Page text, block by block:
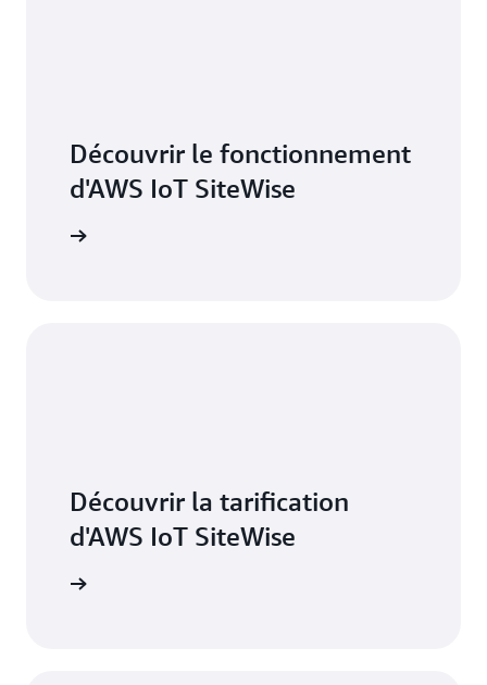
Découvrir le fonctionnement
d'AWS IoT SiteWise
Découvrir la tarification
d'AWS IoT SiteWise